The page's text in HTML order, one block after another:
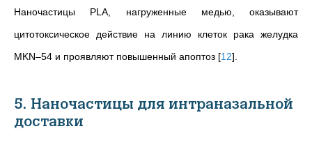
Наночастицы PLA, нагруженные медью, оказывают
цитотоксическое действие на линию клеток рака желудка
MKN–54 и проявляют повышенный апоптоз [12]
5. Наночастицы для интраназальной
доставки